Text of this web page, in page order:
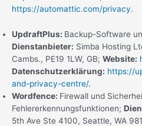
https://automattic.com/privacy.
UpdraftPlus: Backup-Software
Dienstanbieter: Simba Hosting
Cambs., PE19 1LW, GB; Website:
Datenschutzerklärung: https://
and-privacy-centre/.
Wordfence: Firewall und
Fehlererkennungsfunktionen;
5th Ave Ste 4100, Seattle, WA